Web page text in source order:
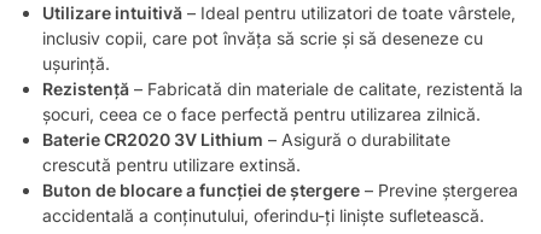
Utilizare intuitivă – Ideal pentru utilizatori de toate vârstele,
inclusiv copii, care pot învăța să scrie și să deseneze cu
ușurință.
Rezistență – Fabricată din materiale de calitate, rezistentă la
șocuri, ceea ce o face perfectă pentru utilizarea zilnică.
Baterie CR2020 3V Lithium – Asigură o durabilitate
crescută pentru utilizare extinsă.
Buton de blocare a funcției de ștergere – Previne ștergerea
accidentală a conținutului, oferindu-ți liniște sufletească.